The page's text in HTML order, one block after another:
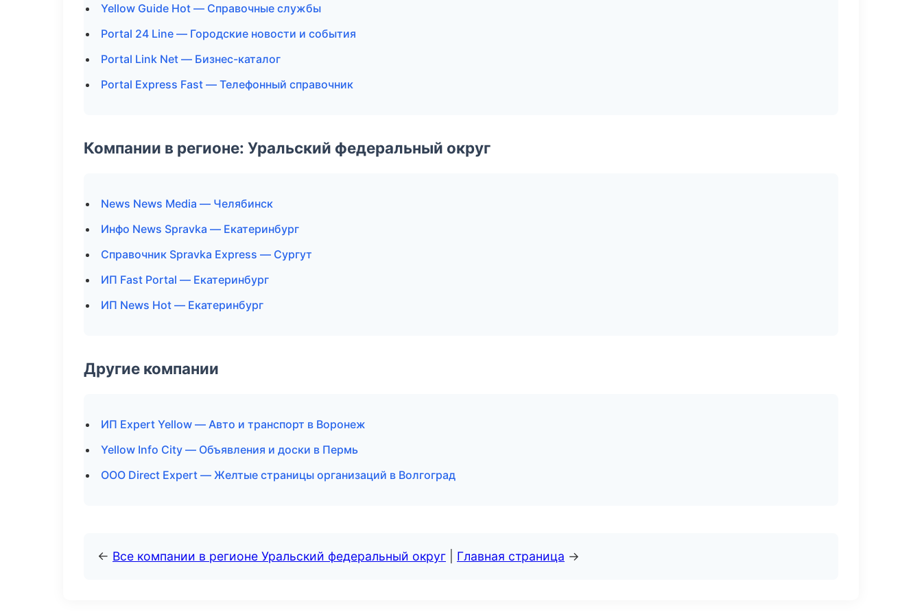
Yellow Guide Hot — Справочные службы
Portal 24 Line — Городские новости и события
Portal Link Net — Бизнес-каталог
Portal Express Fast — Телефонный справочник
Компании в регионе: Уральский федеральный округ
News News Media — Челябинск
Инфо News Spravka — Екатеринбург
Справочник Spravka Express — Сургут
ИП Fast Portal — Екатеринбург
ИП News Hot — Екатеринбург
Другие компании
ИП Expert Yellow — Авто и транспорт в Воронеж
Yellow Info City — Объявления и доски в Пермь
ООО Direct Expert — Желтые страницы организаций в Волгоград
← Все компании в регионе Уральский федеральный округ Главная страница →